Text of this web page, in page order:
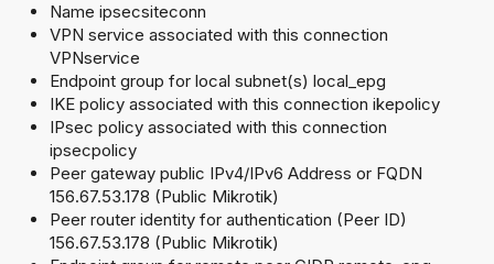
Name ipsecsiteconn
VPN service associated with this connection
VPNservice
Endpoint group for local subnet(s) local_epg
IKE policy associated with this connection ikepolicy
IPsec policy associated with this connection
ipsecpolicy
Peer gateway public IPv4/IPv6 Address or FQDN
156.67.53.178 (Public Mikrotik)
Peer router identity for authentication (Peer ID)
156.67.53.178 (Public Mikrotik)